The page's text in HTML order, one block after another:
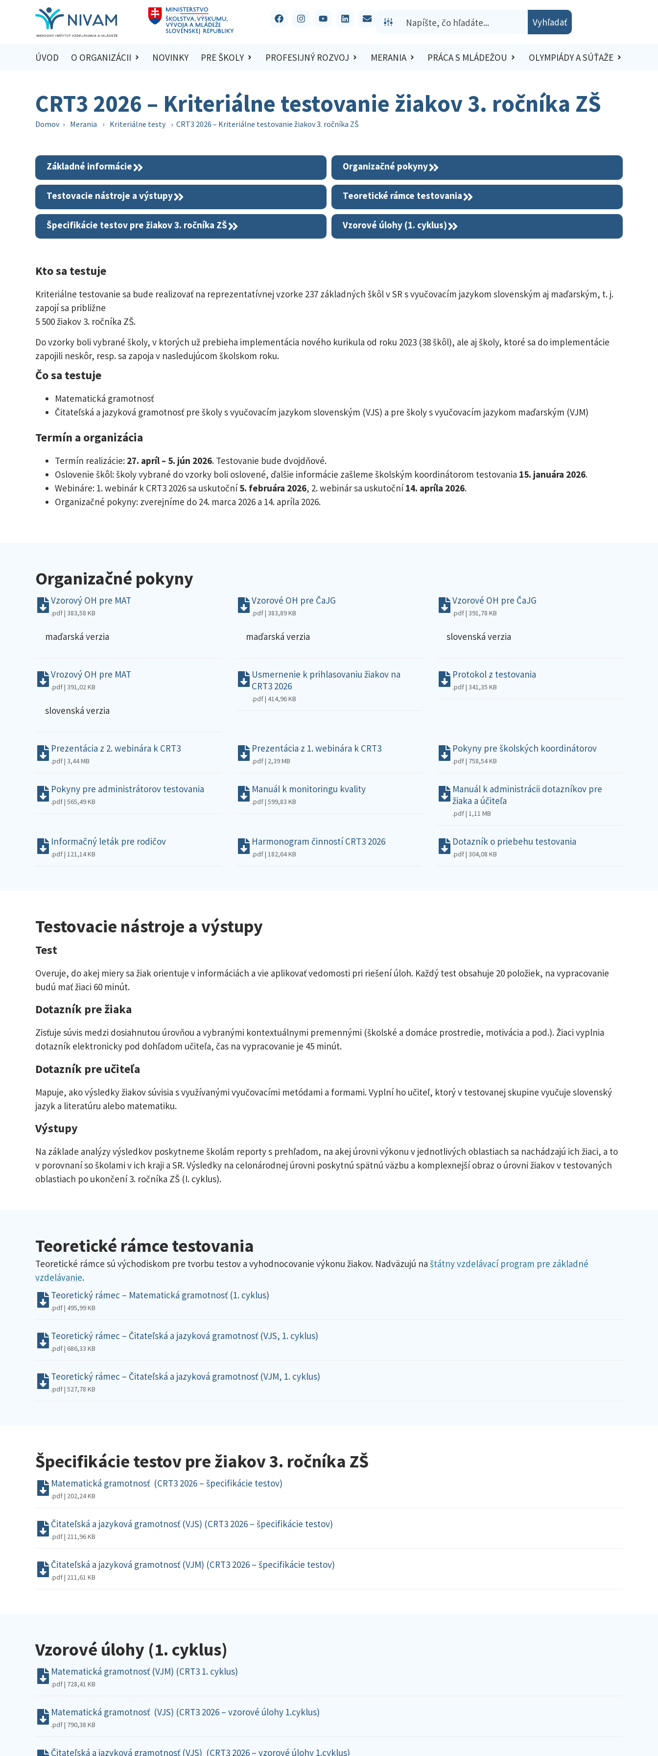
Vyhľadať
ÚVOD O ORGANIZÁCII NOVINKY PRE ŠKOLY PROFESIJNÝ ROZVOJ MERANIA PRÁCA S MLÁDEŽOU OLYMPIÁDY A SÚŤAŽE
CRT3 2026 – Kriteriálne testovanie žiakov 3. ročníka ZŠ
Domov › Merania › Kriteriálne testy › CRT3 2026 – Kriteriálne testovanie žiakov 3. ročníka ZŠ
Základné informácie Organizačné pokyny
Testovacie nástroje a výstupy Teoretické rámce testovania
Špecifikácie testov pre žiakov 3. ročníka ZŠ Vzorové úlohy (1. cyklus)
Kto sa testuje
Kriteriálne testovanie sa bude realizovať na reprezentatívnej vzorke 237 základných škôl v SR s vyučovacím jazykom slovenským aj maďarským, t. j.
zapojí sa približne
5 500 žiakov 3. ročníka ZŠ.
Do vzorky boli vybrané školy, v ktorých už prebieha implementácia nového kurikula od roku 2023 (38 škôl), ale aj školy, ktoré sa do implementácie
zapojili neskôr, resp. sa zapoja v nasledujúcom školskom roku.
Čo sa testuje
Matematická gramotnosť
Čitateľská a jazyková gramotnosť pre školy s vyučovacím jazykom slovenským (VJS) a pre školy s vyučovacím jazykom maďarským (VJM)
Termín a organizácia
Termín realizácie: 27. apríl – 5. jún 2026. Testovanie bude dvojdňové.
Oslovenie škôl: školy vybrané do vzorky boli oslovené, ďalšie informácie zašleme školským koordinátorom testovania 15. januára 2026.
Webináre: 1. webinár k CRT3 2026 sa uskutoční5. februára 2026, 2. webinár sa uskutoční14. apríla 2026.
Organizačné pokyny: zverejníme do 24. marca 2026 a 14. apríla 2026.
Organizačné pokyny
Vzorový OH pre MAT
.pdf | 383,58 KB
maďarská verzia
Vzorové OH pre ČaJG
.pdf | 383,89 KB
maďarská verzia
Vzorové OH pre ČaJG
.pdf | 391,78 KB
slovenská verzia
Vrozový OH pre MAT
.pdf | 391,02 KB
slovenská verzia
Usmernenie k prihlasovaniu žiakov na
CRT3 2026
.pdf | 414,96 KB
Protokol z testovania
.pdf | 341,35 KB
Prezentácia z 2. webinára k CRT3
.pdf | 3,44 MB
Prezentácia z 1. webinára k CRT3
.pdf | 2,39 MB
Pokyny pre školských koordinátorov
.pdf | 758,54 KB
Pokyny pre administrátorov testovania
.pdf | 565,49 KB
Manuál k monitoringu kvality
.pdf | 599,83 KB
Manuál k administrácii dotazníkov pre
žiaka a účiteľa
.pdf | 1,11 MB
Informačný leták pre rodičov
.pdf | 121,14 KB
Harmonogram činností CRT3 2026
.pdf | 182,64 KB
Dotazník o priebehu testovania
.pdf | 304,08 KB
Testovacie nástroje a výstupy
Test
Overuje, do akej miery sa žiak orientuje v informáciách a vie aplikovať vedomosti pri riešení úloh. Každý test obsahuje 20 položiek, na vypracovanie
budú mať žiaci 60 minút.
Dotazník pre žiaka
Zisťuje súvis medzi dosiahnutou úrovňou a vybranými kontextuálnymi premennými (školské a domáce prostredie, motivácia a pod.). Žiaci vyplnia
dotazník elektronicky pod dohľadom učiteľa, čas na vypracovanie je 45 minút.
Dotazník pre učiteľa
Mapuje, ako výsledky žiakov súvisia s využívanými vyučovacími metódami a formami. Vyplní ho učiteľ, ktorý v testovanej skupine vyučuje slovenský
jazyk a literatúru alebo matematiku.
Výstupy
Na základe analýzy výsledkov poskytneme školám reporty s prehľadom, na akej úrovni výkonu v jednotlivých oblastiach sa nachádzajú ich žiaci, a to
v porovnaní so školami v ich kraji a SR. Výsledky na celonárodnej úrovni poskytnú spätnú väzbu a komplexnejší obraz o úrovni žiakov v testovaných
oblastiach po ukončení 3. ročníka ZŠ (I. cyklus).
Teoretické rámce testovania
Teoretické rámce sú východiskom pre tvorbu testov a vyhodnocovanie výkonu žiakov. Nadväzujú na štátny vzdelávací program pre základné
vzdelávanie.
Teoretický rámec – Matematická gramotnosť (1. cyklus)
.pdf | 495,99 KB
Teoretický rámec – Čitateľská a jazyková gramotnosť (VJS, 1. cyklus)
.pdf | 686,33 KB
Teoretický rámec – Čitateľská a jazyková gramotnosť (VJM, 1. cyklus)
.pdf | 527,78 KB
Špecifikácie testov pre žiakov 3. ročníka ZŠ
Matematická gramotnosť (CRT3 2026 – špecifikácie testov)
.pdf | 202,24 KB
Čitateľská a jazyková gramotnosť (VJS) (CRT3 2026 – špecifikácie testov)
.pdf | 211,96 KB
Čitateľská a jazyková gramotnosť (VJM) (CRT3 2026 – špecifikácie testov)
.pdf | 211,61 KB
Vzorové úlohy (1. cyklus)
Matematická gramotnosť (VJM) (CRT3 1. cyklus)
.pdf | 728,41 KB
Matematická gramotnosť (VJS) (CRT3 2026 – vzorové úlohy 1.cyklus)
.pdf | 790,38 KB
Čitateľská a jazyková gramotnosť (VJS) (CRT3 2026 – vzorové úlohy 1.cyklus)